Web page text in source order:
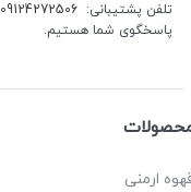
تلفن پشتیبانی: 09124272506
پاسخگوی شما هستیم.
ارمنی